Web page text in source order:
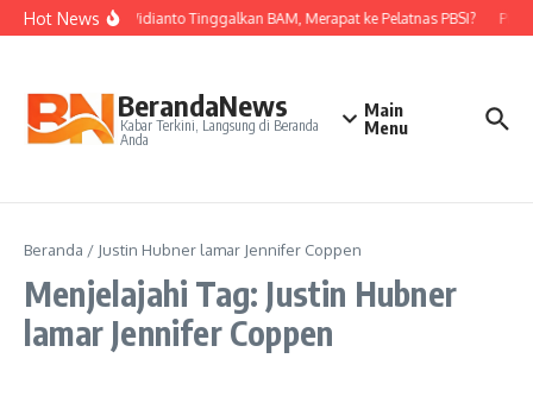
Lewati ke konten
Hot NewsNova Widianto Tinggalkan BAM, Merapat ke Pelatnas PBSI?
BerandaNews
Kabar Terkini, Langsung di Beranda
Anda
Main
Menu
Beranda / Justin Hubner lamar Jennifer Coppen
Menjelajahi Tag: Justin Hubner
lamar Jennifer Coppen